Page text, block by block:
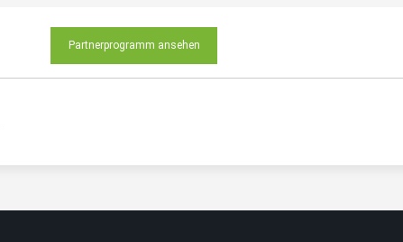
Partnerprogramm ansehen